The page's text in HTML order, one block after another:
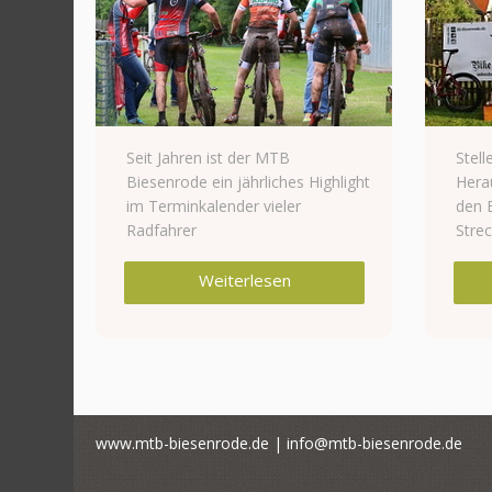
Seit Jahren ist der MTB
Biesenrode ein jährliches Highlight
im Terminkalender vieler
Radfahrer
Weiterlesen
den
www.mtb-biesenrode.de | info@mtb-biesenrode.de